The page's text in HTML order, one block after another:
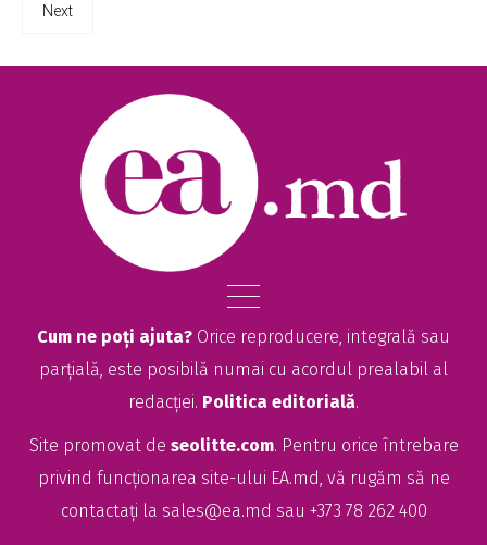
Next
Cum ne poți ajuta? Orice reproducere, integrală sau
parțială, este posibilă numai cu acordul prealabil al
redacției. Politica editorială.
Site promovat de seolitte.com. Pentru orice întrebare
privind funcționarea site-ului EA.md, vă rugăm să ne
contactați la sales@ea.md sau +373 78 262 400